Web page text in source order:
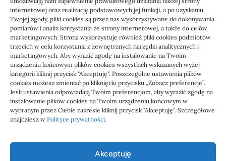
internetowej oraz realizację podstawowych jej funkcji, a po uzyskaniu
Twojej zgody, pliki cookies są przez nas wykorzystywane do dokonywania
pomiarów i analiz korzystania ze strony internetowej, a także do celów
marketingowych. Strona wykorzystuje również pliki cookies podmiotów
trzecich w celu korzystania z zewnętrznych narzędzi analitycznych i
marketingowych. Aby wyrazić zgodę na instalowanie na Twoim
urządzeniu końcowym plików cookies wszystkich wskazanych wyżej
kategorii kliknij przycisk "Akceptuję". Poszczególne ustawienia plików
cookies możesz zmieniać po kliknięciu przycisku „Zobacz preferencje”.
Jeśli ustawienia odpowiadają Twoim preferencjom, aby wyrazić zgodę na
instalowanie plików cookies na Twoim urządzeniu końcowym w
wybranym przez Ciebie zakresie kliknij przycisk "Akceptuję". Szczegółowe
znajdziesz w Polityce prywatności.
Akceptuję
Usługi
Jak sprawdzić przejęcie
zaległości przez biuro
Definicja: Weryfikacja, czy nowe biuro rachunkowe
przejmie zaległości w dokumentach,…